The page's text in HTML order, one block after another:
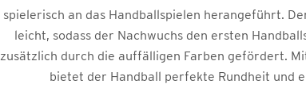
spielerisch an das Handballspielen herangeführt.
leicht, sodass der Nachwuchs den ersten
zusätzlich durch die auffälligen Farben gefördert.
bietet der Handball perfekte Rundheit und